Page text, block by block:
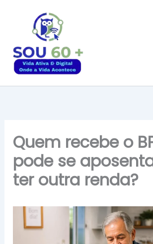
conteúdo
Quem recebe o
pode se
ter outra renda?